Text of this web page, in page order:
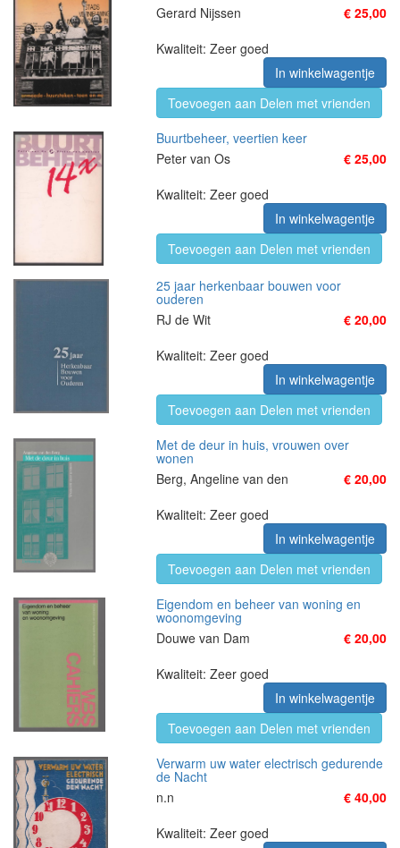
Gerard Nijssen
€ 25,00
Kwaliteit: Zeer goed
In winkelwagentje
Toevoegen aan Delen met vrienden
Buurtbeheer, veertien keer
Peter van Os
€ 25,00
Kwaliteit: Zeer goed
In winkelwagentje
Toevoegen aan Delen met vrienden
25 jaar herkenbaar bouwen voor
ouderen
RJ de Wit
€ 20,00
Kwaliteit: Zeer goed
In winkelwagentje
Toevoegen aan Delen met vrienden
Met de deur in huis, vrouwen over
wonen
Berg, Angeline van den
€ 20,00
Kwaliteit: Zeer goed
In winkelwagentje
Toevoegen aan Delen met vrienden
Eigendom en beheer van woning en
woonomgeving
Douwe van Dam
€ 20,00
Kwaliteit: Zeer goed
In winkelwagentje
Toevoegen aan Delen met vrienden
Verwarm uw water electrisch gedurende
de Nacht
n.n
€ 40,00
Kwaliteit: Zeer goed